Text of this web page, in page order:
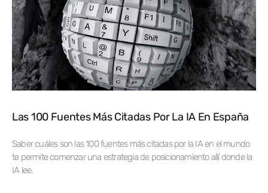
Las 100 Fuentes Más Citadas Por La IA En España
Saber cuáles son las 100 fuentes más citadas por la IA en el mundo
te permite comenzar una estrategia de posicionamiento allí donde la
IA lee.